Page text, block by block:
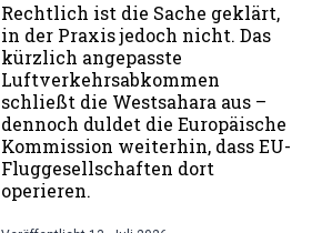
Rechtlich ist die Sache geklärt,
in der Praxis jedoch nicht. Das
kürzlich angepasste
Luftverkehrsabkommen
schließt die Westsahara aus –
dennoch duldet die Europäische
Kommission weiterhin, dass EU-
Fluggesellschaften dort
operieren.